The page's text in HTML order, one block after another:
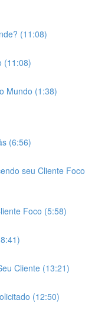
(11:08)
(11:08)
Mundo (1:38)
(6:56)
seu Cliente Foco
Foco (5:58)
Cliente (13:21)
(12:50)